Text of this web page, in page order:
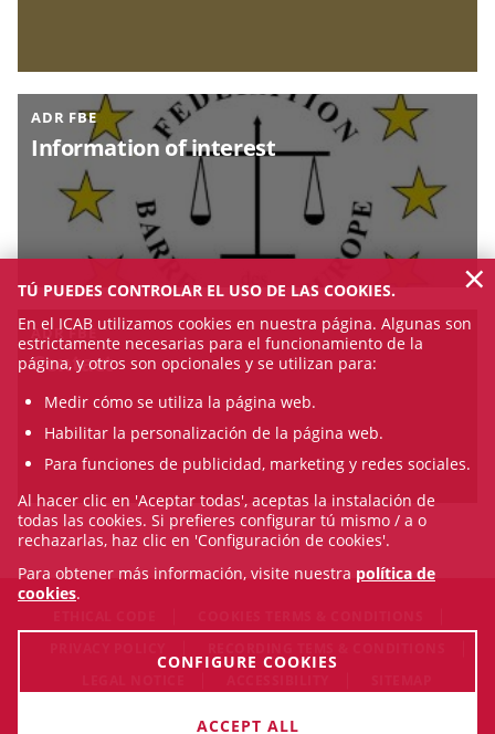
ADR FBE
Information of interest
ADR FBE
Contact
© Thu Aug 06 13:52:55 CEST 2026 Il·lustre Col·legi de
TÚ PUEDES CONTROLAR EL USO DE LAS COOKIES.
En el ICAB utilizamos cookies en nuestra página. Algunas son
estrictamente necesarias para el funcionamiento de la
página, y otros son opcionales y se utilizan para:
Medir cómo se utiliza la página web.
Habilitar la personalización de la página web.
Para funciones de publicidad, marketing y redes sociales.
Al hacer clic en 'Aceptar todas', aceptas la instalación de
todas las cookies. Si prefieres configurar tú mismo / a o
rechazarlas, haz clic en 'Configuración de cookies'.
Para obtener más información, visite nuestra política de
cookies.
CONFIGURE COOKIES
ACCEPT ALL
×